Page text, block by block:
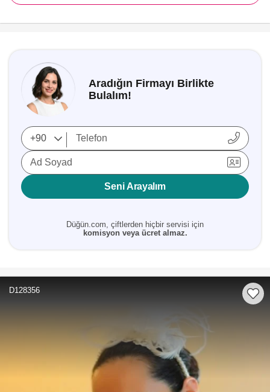
Aradığın Firmayı Birlikte
Bulalım!
Ad Soyad
Seni Arayalım
Düğün.com, çiftlerden hiçbir servisi için
komisyon veya ücret almaz.
D128356